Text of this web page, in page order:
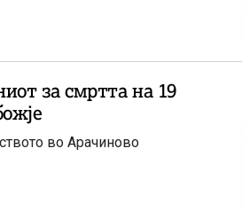
за смртта на 19
во Арачиново